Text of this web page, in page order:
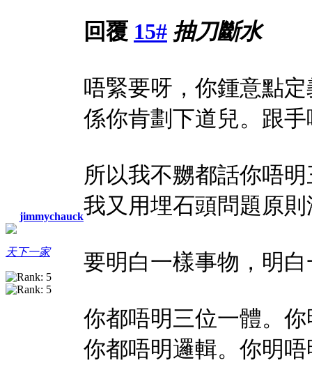
jimmychauck
天下一家
回覆 15# 抽刀斷水
唔緊要呀，你鍾意點
係你肯劃下道兒。跟手
所以我不嬲都話你唔
我又用埋石頭問題原
要明白一樣事物，明
你都唔明三位一體。
你都唔明邏輯。你明